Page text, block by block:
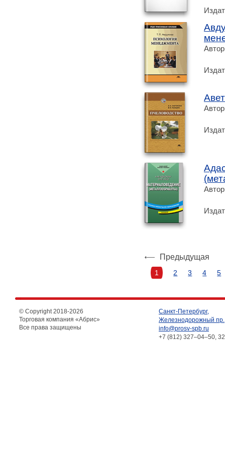
Предыдущая
1 2 3 4 5
© Copyright 2018-2026
Торговая компания «Абрис»
Все права защищены
Санкт-Петербург,
Железнодорожный
info@prosv-spb.ru
+7 (812) 327–04–50,